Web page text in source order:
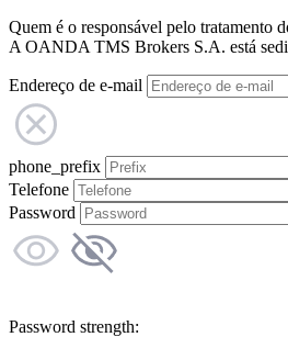
Quem é o responsável pelo tratamento
A OANDA TMS Brokers S.A. está
Endereço de e-mail
phone_prefix
Telefone
Password
Password strength: